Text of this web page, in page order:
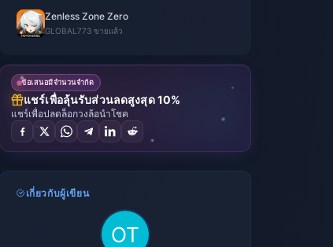
Zenless Zone Zero
GLOBAL 773 ขายแล้ว
ข้อเสนอมีจำนวนจำกัด
แชร์เพื่อลุ้นรับส่วนลดสูงสุด 10%
แชร์เพื่อปลดล็อกวงล้อนำโชค
เกี่ยวกับผู้เขียน